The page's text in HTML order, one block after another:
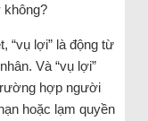
không?
“vụ lợi” là động từ
Và “vụ lợi”
hợp người
hoặc lạm quyền